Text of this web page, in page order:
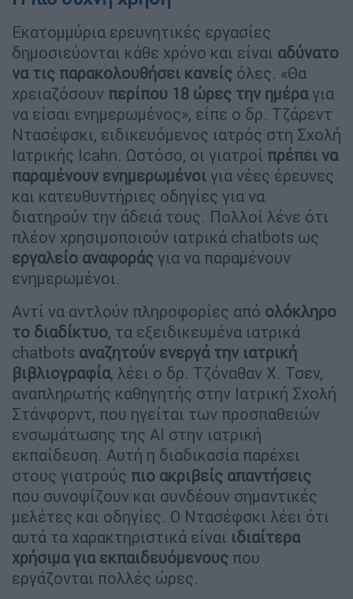
Εκατομμύρια ερευνητικές εργασίες
δημοσιεύονται κάθε χρόνο και είναι αδύνατο
να τις παρακολουθήσει κανείς όλες. «Θα
χρειαζόσουν περίπου 18 ώρες την ημέραγια
να είσαι ενημερωμένος», είπε ο δρ. Τζάρεντ
Ντασέφσκι, ειδικευόμενος ιατρός στη Σχολή
Ιατρικής Icahn. Ωστόσο, οι γιατροί πρέπει να
παραμένουν ενημερωμένοι για νέες έρευνες
και κατευθυντήριες οδηγίες για να
διατηρούν την άδειά τους. Πολλοί λένε ότι
πλέον χρησιμοποιούν ιατρικά chatbots ως
εργαλείο αναφοράς για να παραμένουν
ενημερωμένοι.
Αντί να αντλούν πληροφορίες από ολόκληρο
το διαδίκτυο, τα εξειδικευμένα ιατρικά
chatbots αναζητούν ενεργά την ιατρική
βιβλιογραφία, λέει ο δρ. Τζόναθαν Χ. Τσεν,
αναπληρωτής καθηγητής στην Ιατρική Σχολή
Στάνφορντ, που ηγείται των προσπαθειών
ενσωμάτωσης της AI στην ιατρική
εκπαίδευση. Αυτή η διαδικασία παρέχει
στους γιατρούς πιο ακριβείς απαντήσεις
που συνοψίζουν και συνδέουν σημαντικές
μελέτες και οδηγίες. Ο Ντασέφσκι λέει ότι
αυτά τα χαρακτηριστικά είναι ιδιαίτερα
χρήσιμα για εκπαιδευόμενους που
εργάζονται πολλές ώρες.